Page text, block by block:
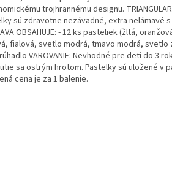
trojhrannému designu.
sú zdravotne nezávadné, extra nelámavé
OBSAHUJE: - 12 ks pasteliek (žltá,
fialová, svetlo modrá, tmavo modrá, svetlo
VAROVANIE: Nevhodné pre deti do 3
sa ostrým hrotom. Pastelky sú uložené v
cena je za 1 balenie.